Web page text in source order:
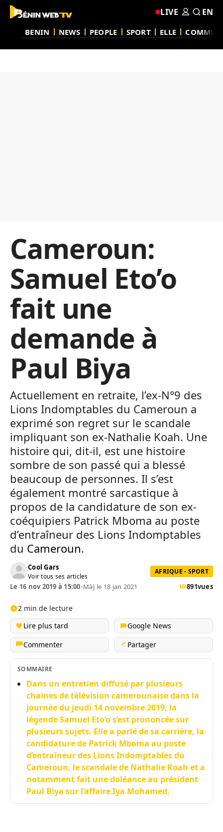
BENIN NEWS PEOPLE SPORT ELLE
LIVE EN
Cameroun:
Samuel Eto’o
fait une
demande à
Paul Biya
Actuellement en retraite, l’ex-N°9 des
Lions Indomptables du Cameroun a
exprimé son regret sur le scandale
impliquant son ex-Nathalie Koah. Une
histoire qui, dit-il, est une histoire
sombre de son passé qui a blessé
beaucoup de personnes. Il s’est
également montré sarcastique à
propos de la candidature de son ex-
coéquipiers Patrick Mboma au poste
d’entraîneur des Lions Indomptables
du Cameroun.
Cool Gars
Voir tous ses articles
AFRIQUE - SPORT
Le 16 nov 2019 à 15:00•MàJ le 18 jan 2021 891vues
2 min de lecture
Lire plus tard
Google News
Commenter
Partager
SOMMAIRE
Dans un entretien diffusé par plusieurs
chaines de télévision camerounaise dans la
journée du jeudi 14 novembre 2019, la
légende Samuel Eto’o s’est prononcée sur
plusieurs sujets. Elle a parlé de sa carrière, la
candidature de Patrick Mboma au poste
d’entraîneur des Lions Indomptables du
Cameroun, le scandale de Nathalie Koah et a
notamment fait une doléance au président
Paul Biya sur l’affaire Iya Mohamed.